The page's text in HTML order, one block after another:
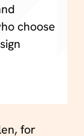
choose
for